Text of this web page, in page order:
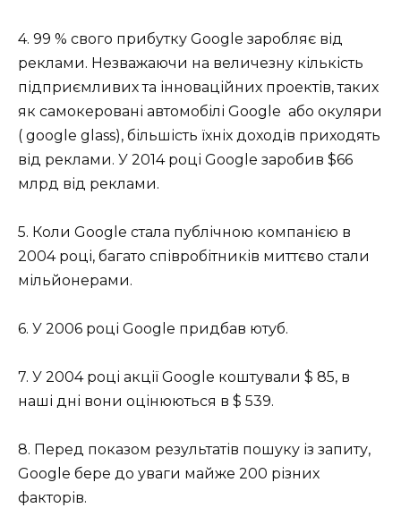
4. 99 % свого прибутку Google заробляє від
реклами. Незважаючи на величезну кількість
підприємливих та інноваційних проектів, таких
як самокеровані автомобілі Google або окуляри
( google glass), більшість їхніх доходів приходять
від реклами. У 2014 році Google заробив $66
млрд від реклами.
5. Коли Google стала публічною компанією в
2004 році, багато співробітників миттєво стали
мільйонерами.
6. У 2006 році Google придбав ютуб.
7. У 2004 році акції Google коштували $ 85, в
наші дні вони оцінюються в $ 539.
8. Перед показом результатів пошуку із запиту,
Google бере до уваги майже 200 різних
факторів.